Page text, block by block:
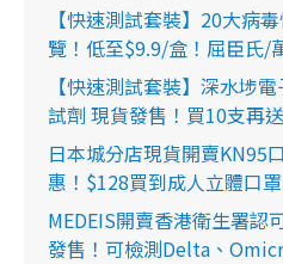
【快速測試套裝】20大病
覽！低至$9.9/盒！屈臣氏/
【快速測試套裝】深水埗
試劑 現貨發售！買10支再
日本城分店現貨開賣KN95
惠！$128買到成人立體口
MEDEIS開賣香港衛生署認
發售！可檢測Delta、